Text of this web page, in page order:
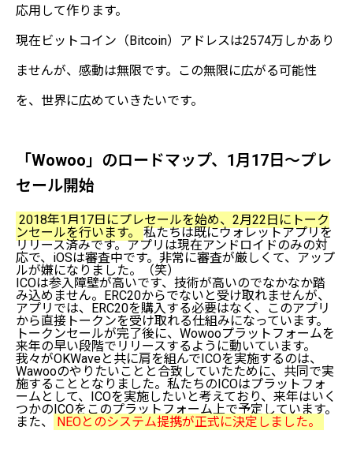
応用して作ります。
現在ビットコイン（Bitcoin）アドレスは2574万しかあり
ませんが、感動は無限です。この無限に広がる可能性
を、世界に広めていきたいです。
「Wowoo」のロードマップ、1月17日～プレ
セール開始
2018年1月17日にプレセールを始め、2月22日にトーク
ンセールを行います。 私たちは既にウォレットアプリを
リリース済みです。アプリは現在アンドロイドのみの対
応で、iOSは審査中です。非常に審査が厳しくて、アップ
ルが嫌になりました。（笑）
ICOは参入障壁が高いです、技術が高いのでなかなか踏
み込めません。ERC20からでないと受け取れませんが、
アプリでは、ERC20を購入する必要はなく、このアプリ
から直接トークンを受け取れる仕組みになっています。
トークンセールが完了後に、Wowooプラットフォームを
来年の早い段階でリリースするように動いています。
我々がOKWaveと共に肩を組んでICOを実施するのは、
Wawooのやりたいことと合致していたために、共同で実
施することとなりました。私たちのICOはプラットフォ
ームとして、ICOを実施したいと考えており、来年はいく
つかのICOをこのプラットフォーム上で予定しています。
また、
NEOとのシステム提携が正式に決定しました。